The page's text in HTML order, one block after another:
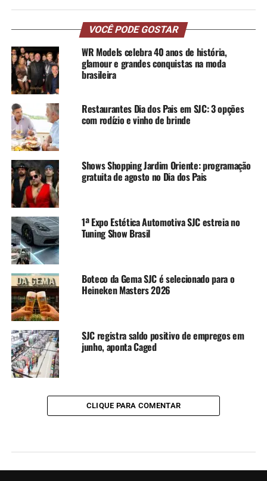
VOCÊ PODE GOSTAR
WR Models celebra 40 anos de história,
glamour e grandes conquistas na moda
brasileira
Restaurantes Dia dos Pais em SJC: 3 opções
com rodízio e vinho de brinde
Shows Shopping Jardim Oriente: programação
gratuita de agosto no Dia dos Pais
1ª Expo Estética Automotiva SJC estreia no
Tuning Show Brasil
Boteco da Gema SJC é selecionado para o
Heineken Masters 2026
SJC registra saldo positivo de empregos em
junho, aponta Caged
CLIQUE PARA COMENTAR